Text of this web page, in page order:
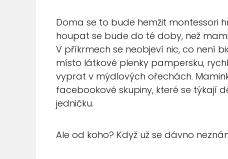
Doma se to bude hemžit montessori
houpat se bude do té doby, než
V příkrmech se neobjeví nic, co není
místo látkové plenky pampersku,
vyprat v mýdlových ořechách.
facebookové skupiny, které se týkají
jedničku.
Ale od koho? Když už se dávno